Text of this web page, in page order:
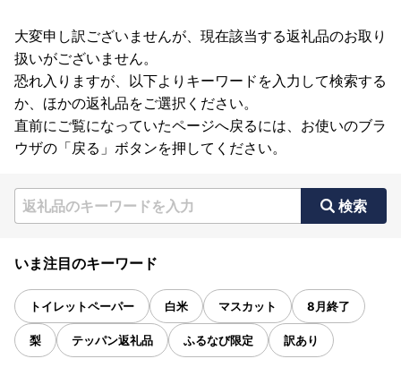
大変申し訳ございませんが、現在該当する返礼品のお取り
扱いがございません。
恐れ入りますが、以下よりキーワードを入力して検索する
か、ほかの返礼品をご選択ください。
直前にご覧になっていたページへ戻るには、お使いのブラ
ウザの「戻る」ボタンを押してください。
検索
いま注目のキーワード
トイレットペーパー 白米 マスカット 8月終了
梨 テッパン返礼品 ふるなび限定 訳あり